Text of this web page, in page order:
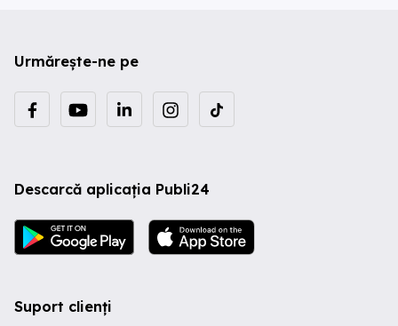
Urmărește-ne pe
Descarcă aplicația Publi24
Suport clienți